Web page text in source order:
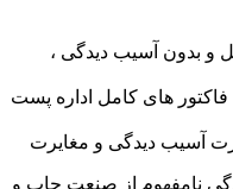
و بدون آسیب دیدگی ،
فاکتور های کامل اداره پست
آسیب دیدگی و مغایرت
نامفهوم از صنعت چاپ و